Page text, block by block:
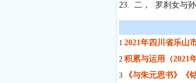
23. 二， 罗刹女与孙
1 2021年四川省乐山
2 积累与运用（2021
3 《与朱元思书》《